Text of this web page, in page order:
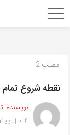
اشتراک
از
روش‌های
زیر
می‌توانید
مطلب 2
نقطه شروع
نویسنده:
4 سال پیش